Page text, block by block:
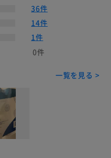
36件
14件
1件
0件
一覧を見る >